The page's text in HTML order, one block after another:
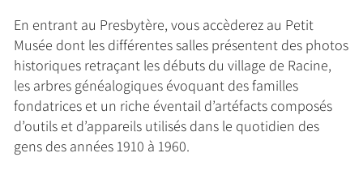
En entrant au Presbytère, vous accèderez au Petit
Musée dont les différentes salles présentent des photos
historiques retraçant les débuts du village de Racine,
les arbres généalogiques évoquant des familles
fondatrices et un riche éventail d’artéfacts composés
d’outils et d’appareils utilisés dans le quotidien des
gens des années 1910 à 1960.